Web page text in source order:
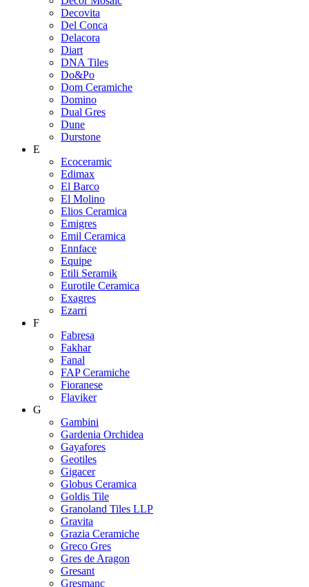
Decovita
Del Conca
Delacora
Diart
DNA Tiles
Do&Po
Dom Ceramiche
Domino
Dual Gres
Dune
Durstone
E
Ecoceramic
Edimax
El Barco
El Molino
Elios Ceramica
Emigres
Emil Ceramica
Ennface
Equipe
Etili Seramik
Eurotile Ceramica
Exagres
Ezarri
F
Fabresa
Fakhar
Fanal
FAP Ceramiche
Fioranese
Flaviker
G
Gambini
Gardenia Orchidea
Gayafores
Geotiles
Gigacer
Globus Ceramica
Goldis Tile
Granoland Tiles LLP
Gravita
Grazia Ceramiche
Greco Gres
Gres de Aragon
Gresant
Gresmanc